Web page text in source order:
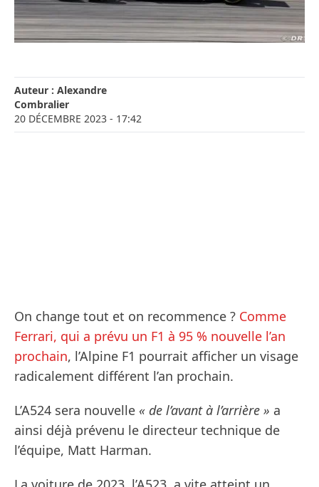
Auteur : Alexandre
Combralier
20 DÉCEMBRE 2023 - 17:42
On change tout et on recommence ? Comme
Ferrari, qui a prévu un F1 à 95 % nouvelle l’an
prochain, l’Alpine F1 pourrait afficher un visage
radicalement différent l’an prochain.
L’A524 sera nouvelle « de l’avant à l’arrière » a
ainsi déjà prévenu le directeur technique de
l’équipe, Matt Harman.